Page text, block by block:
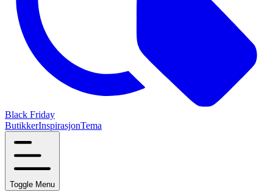
Black Friday
ButikkerInspirasjonTema
Toggle Menu